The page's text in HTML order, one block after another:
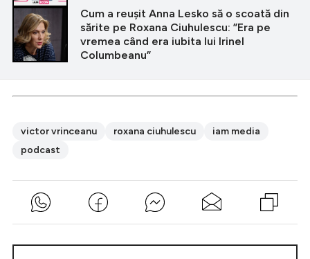
Cum a reușit Anna Lesko să o scoată din
sărite pe Roxana Ciuhulescu: ”Era pe
vremea când era iubita lui Irinel
Columbeanu”
victor vrinceanu roxana ciuhulescu
iam media
podcast